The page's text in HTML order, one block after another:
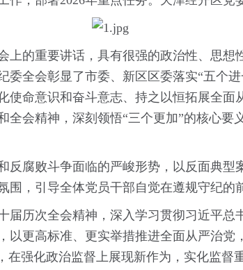
上的重要讲话，具有很强的政治性、思想
委全会彰显了市委、新区区委落实“五个
使命意识和奋斗意志、持之以恒拓展全
会精神，深刻领悟“三个更加”的核心要
反腐败斗争面临的严峻形势，以反面典
，引导全体党员干部自觉在遵规守纪的
届历次全会精神，深入学习贯彻习近平
更高标准、更实举措推进全面从严治党
在强化政治监督上展现新作为，实化监督